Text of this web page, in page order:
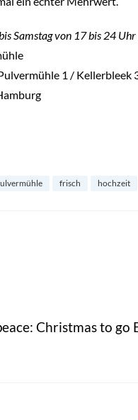
Samstag von 17 bis 24
1 / Kellerbleek
frisch hochzeit
Christmas to go